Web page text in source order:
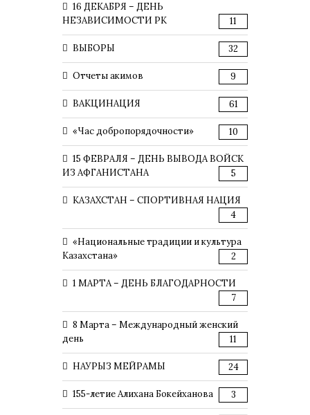
16 ДЕКАБРЯ – ДЕНЬ
НЕЗАВИСИМОСТИ РК
11
ВЫБОРЫ 32
Отчеты акимов 9
ВАКЦИНАЦИЯ 61
«Час добропорядочности» 10
15 ФЕВРАЛЯ – ДЕНЬ ВЫВОДА ВОЙСК
ИЗ АФГАНИСТАНА
5
КАЗАХСТАН – СПОРТИВНАЯ НАЦИЯ
4
«Национальные традиции и культура
Казахстана»
2
1 МАРТА – ДЕНЬ БЛАГОДАРНОСТИ
7
8 Марта – Международный женский
день
11
НАУРЫЗ МЕЙРАМЫ 24
155-летие Алихана Бокейханова 3